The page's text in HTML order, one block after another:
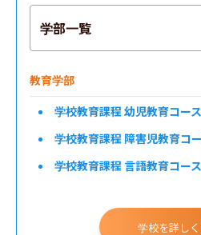
学部一覧
教育学部
学校教育課程 幼児教育コース
学校教育課程 障害児教育コ
学校教育課程 言語教育コー
学校教育課程 生活社会教育
学校を詳し